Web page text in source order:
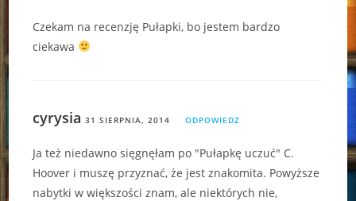
Czekam na recenzję Pułapki, bo jestem bardzo
ciekawa
cyrysia 31 SIERPNIA, 2014 ODPOWIEDZ
Ja też niedawno sięgnęłam po "Pułapkę uczuć" C.
Hoover i muszę przyznać, że jest znakomita. Powyższe
nabytki w większości znam, ale niektórych nie,